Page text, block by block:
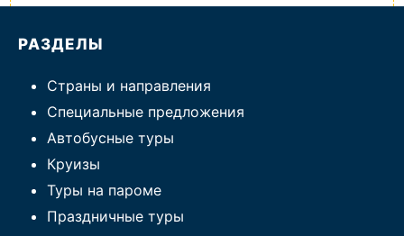
РАЗДЕЛЫ
Страны и направления
Специальные предложения
Автобусные туры
Круизы
Туры на пароме
Праздничные туры